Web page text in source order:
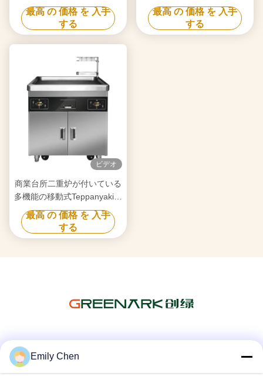
度制御 自由移動 食品級ボー
ド ヒバチ グリルテーブル
最高 の 価格 を 入手
する
イド 輪 自由移動 食品級素材
ヒバチ グリルテーブル
最高 の 価格 を 入手
する
ビデオ
商業台所二重炉が付いている
多機能の移動式Teppanyakiの
グリルのテーブル
最高 の 価格 を 入手
する
Emily Chen